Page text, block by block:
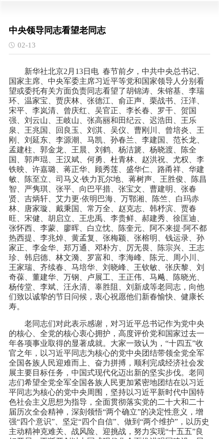
中央领导同志看望老同志
02-13
新华社北京2月13日电 春节前夕，中共中央总书记、
国家主席、中央军委主席习近平等党和国家领导人分别看
望或委托有关方面负责同志看望了胡锦涛、朱镕基、李瑞
环、温家宝、贾庆林、张德江、俞正声、栗战书、汪洋、
宋平、李岚清、曾庆红、吴官正、李长春、罗干、贺国
强、刘云山、王岐山、张高丽和田纪云、迟浩田、王乐
泉、王兆国、回良玉、刘淇、吴仪、曹刚川、曾培炎、王
刚、刘延东、李源潮、马凯、孙春兰、李建国、范长龙、
孟建柱、郭金龙、王晨、刘鹤、杨洁篪、杨晓渡、陈全
国、郭声琨、王汉斌、何勇、杜青林、赵洪祝、尤权、李
铁映、许嘉璐、蒋正华、顾秀莲、盛华仁、路甬祥、华建
敏、陈至立、司马义·铁力瓦尔地、蒋树声、王胜俊、陈昌
智、严隽琪、张平、向巴平措、张宝文、曹建明、张春
贤、吉炳轩、艾力更·依明巴海、万鄂湘、陈竺、白玛赤
林、唐家璇、戴秉国、常万全、赵克志、韩杼滨、贾春
旺、宋健、胡启立、王忠禹、李贵鲜、郝建秀、徐匡迪、
张怀西、李蒙、廖晖、白立忱、陈奎元、阿不来提·阿不都
热西提、李兆焯、黄孟复、张梅颖、张榕明、钱运录、孙
家正、李金华、郑万通、邓朴方、厉无畏、陈宗兴、王志
珍、韩启德、林文漪、罗富和、李海峰、陈元、周小川、
王家瑞、齐续春、马培华、刘晓峰、王钦敏、张庆黎、刘
奇葆、董建华、万钢、卢展工、王正伟、马飚、陈晓光、
杨传堂、李斌、汪永清、辜胜阻、刘新成等老同志，向他
们致以诚挚的节日问候，衷心祝愿他们新春愉快、健康长
寿。
老同志们对此表示感谢，对习近平总书记作为党中央
的核心、全党的核心衷心拥护，高度评价党和国家过去一
年各项事业取得的显著成就。大家一致认为，“十四五”收
官之年，以习近平同志为核心的党中央团结带领全党全军
全国各族人民迎难而上、奋力拼搏，顺利完成经济社会发
展主要目标任务，中国式现代化迈出新的坚实步伐。老同
志们希望全党全军全国各族人民更加紧密地团结在以习近
平同志为核心的党中央周围，坚持以习近平新时代中国特
色社会主义思想为指导，全面贯彻落实党的二十大和二十
届历次全会精神，深刻领悟“两个确立”的决定性意义，增
强“四个意识”、坚定“四个自信”、做到“两个维护”，以历史
主动精神克难关、战风险、迎挑战，努力实现“十五五”良